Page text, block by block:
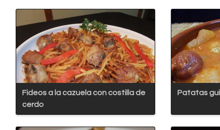
Fideos a la cazuela con costilla de
cerdo
Patatas